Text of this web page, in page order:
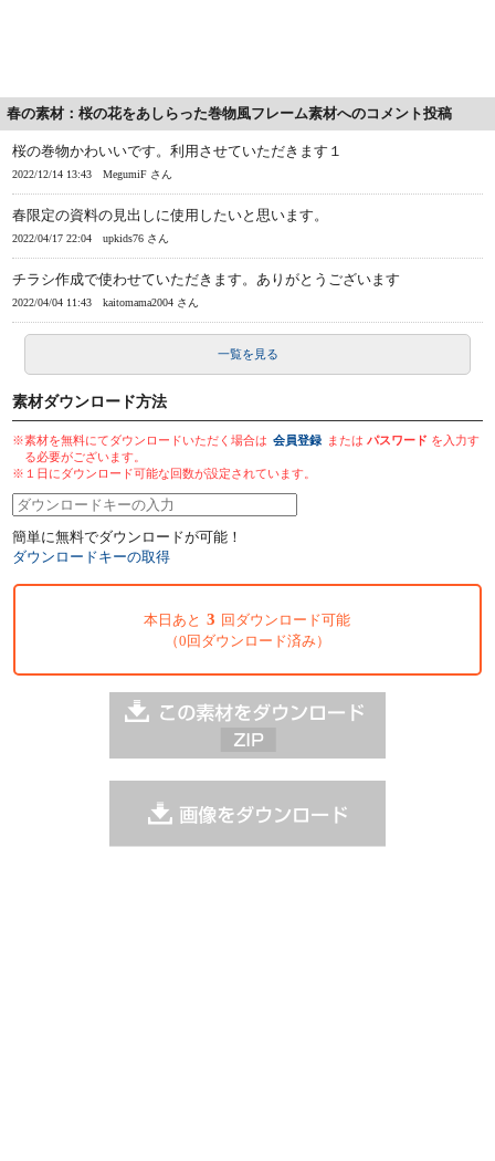
春の素材：桜の花をあしらった巻物風フレーム素材へのコメント投稿
桜の巻物かわいいです。利用させていただきます１
2022/12/14 13:43 MegumiF さん
春限定の資料の見出しに使用したいと思います。
2022/04/17 22:04 upkids76 さん
チラシ作成で使わせていただきます。ありがとうございます
2022/04/04 11:43 kaitomama2004 さん
一覧を見る
素材ダウンロード方法
※素材を無料にてダウンロードいただく場合は 会員登録 またはパスワード を入力す
る必要がございます。
※１日にダウンロード可能な回数が設定されています。
簡単に無料でダウンロードが可能！
ダウンロードキーの取得
本日あと 3 回ダウンロード可能
（0回ダウンロード済み）